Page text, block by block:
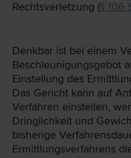
Rechtsverletzung (§ 106
Denkbar ist bei einem
Beschleunigungsgebot
Einstellung des
Das Gericht kann auf
Verfahren einstellen,
Dringlichkeit und
bisherige
Ermittlungsverfahrens